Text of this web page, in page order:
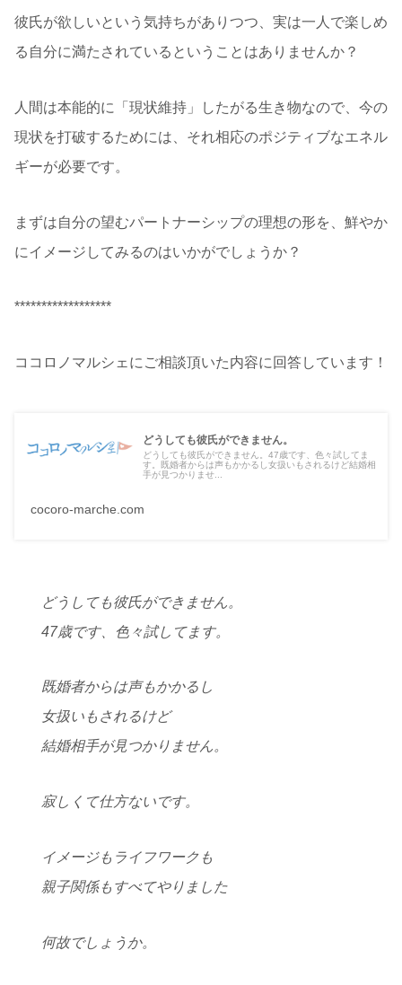
彼氏が欲しいという気持ちがありつつ、実は一人で楽しめ
る自分に満たされているということはありませんか？
人間は本能的に「現状維持」したがる生き物なので、今の
現状を打破するためには、それ相応のポジティブなエネル
ギーが必要です。
まずは自分の望むパートナーシップの理想の形を、鮮やか
にイメージしてみるのはいかがでしょうか？
******************
ココロノマルシェにご相談頂いた内容に回答しています！
どうしても彼氏ができません。
どうしても彼氏ができません。47歳です、色々試してま
す。既婚者からは声もかかるし女扱いもされるけど結婚相
手が見つかりませ...
cocoro-marche.com
どうしても彼氏ができません。
47歳です、色々試してます。
既婚者からは声もかかるし
女扱いもされるけど
結婚相手が見つかりません。
寂しくて仕方ないです。
イメージもライフワークも
親子関係もすべてやりました
何故でしょうか。